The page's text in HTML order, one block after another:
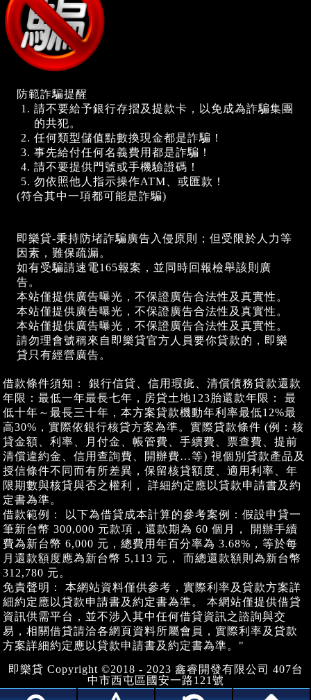
防範詐騙提醒
請不要給予銀行存摺及提款卡，以免成為詐騙集團
的共犯。
任何類型儲值點數換現金都是詐騙！
事先給付任何名義費用都是詐騙！
請不要提供門號或手機驗證碼！
勿依照他人指示操作ATM、或匯款！
(符合其中一項都可能是詐騙)
即樂貸-秉持防堵詐騙廣告入侵原則；但受限於人力等
因素，難保疏漏。
如有受騙請速電165報案，並同時回報檢舉該則廣
告。
本站僅提供廣告曝光，不保證廣告合法性及真實性。
本站僅提供廣告曝光，不保證廣告合法性及真實性。
本站僅提供廣告曝光，不保證廣告合法性及真實性。
請勿理會號稱來自即樂貸官方人員要你貸款的，即樂
貸只有經營廣告。
借款條件須知： 銀行信貸、信用瑕疵、清償債務貸款還款
年限：最低一年最長七年，房貸土地123胎還款年限： 最
低十年～最長三十年，本方案貸款機動年利率最低12%最
高30%，實際依銀行核貸方案為準。實際貸款條件 (例：核
貸金額、利率、月付金、帳管費、手續費、票查費、提前
清償違約金、信用查詢費、開辦費…等) 視個別貸款產品及
授信條件不同而有所差異，保留核貸額度、適用利率、年
限期數與核貸與否之權利， 詳細約定應以貸款申請書及約
定書為準。
借款範例： 以下為借貸成本計算的參考案例：假設申貸一
筆新台幣 300,000 元款項，還款期為 60 個月， 開辦手續
費為新台幣 6,000 元，總費用年百分率為 3.68%，等於每
月還款額度應為新台幣 5,113 元， 而總還款額則為新台幣
312,780 元。
免責聲明： 本網站資料僅供參考，實際利率及貸款方案詳
細約定應以貸款申請書及約定書為準。 本網站僅提供借貸
資訊供需平台，並不涉入其中任何借貸資訊之諮詢與交
易，相關借貸請洽各網頁資料所屬會員，實際利率及貸款
方案詳細約定應以貸款申請書及約定書為準。"
即樂貸 Copyright ©2018 - 2023 鑫睿開發有限公司 407台
中市西屯區國安一路121號